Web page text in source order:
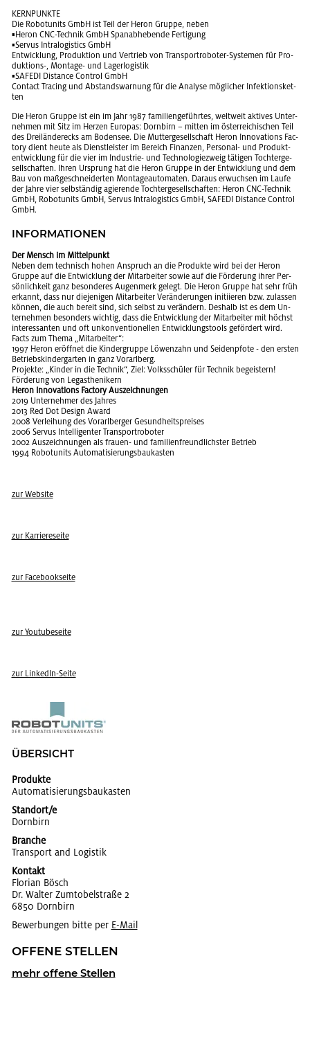
KERN­PUNK­TE
Die Ro­bo­tu­nits GmbH ist Teil der Heron Grup­pe, neben
▪Heron CNC-Tech­nik GmbH Span­ab­he­ben­de Fer­ti­gung
▪Ser­vus In­tra­lo­gi­stics GmbH
Ent­wick­lung, Pro­duk­ti­on und Ver­trieb von Trans­port­ro­bo­ter-Sys­te­men für Pro­
duk­ti­ons-, Mon­ta­ge- und La­ger­lo­gis­tik
▪SAFE­DI Di­s­tan­ce Con­t­rol GmbH
Con­ta­ct Tra­cing und Ab­stands­war­nung für die Ana­ly­se mög­li­cher In­fek­ti­ons­ket­
ten
Die Heron Grup­pe ist ein im Jahr 1987 fa­mi­li­en­ge­führ­tes, welt­weit ak­ti­ves Un­ter­
neh­men mit Sitz im Her­zen Eu­ro­pas: Dorn­birn – mit­ten im ös­ter­rei­chi­schen Teil
des Drei­län­de­r­ecks am Bo­den­see. Die Mut­ter­ge­sell­schaft Heron In­no­va­tions Fac­
to­ry dient heute als Dienst­leis­ter im Be­reich Fi­nan­zen, Per­so­nal- und Pro­dukt­
ent­wick­lung für die vier im In­dus­trie- und Tech­no­lo­gie­zweig tä­ti­gen Toch­ter­ge­
sell­schaf­ten. Ihren Ur­sprung hat die Heron Grup­pe in der Ent­wick­lung und dem
Bau von ma­ß­ge­schnei­der­ten Mon­ta­ge­au­to­ma­ten. Dar­aus er­wuch­sen im Laufe
der Jahre vier selb­stän­dig agie­ren­de Toch­ter­ge­sell­schaf­ten: Heron CNC-Tech­nik
GmbH, Ro­bo­tu­nits GmbH, Ser­vus In­tra­lo­gi­stics GmbH, SAFE­DI Di­s­tan­ce Con­t­rol
GmbH.
IN­FOR­MA­TIO­NEN
Der Mensch im Mit­tel­punkt
Neben dem tech­nisch hohen An­spruch an die Pro­duk­te wird bei der Heron
Grup­pe auf die Ent­wick­lung der Mit­ar­bei­ter sowie auf die För­de­rung ihrer Per­
sön­lich­keit ganz be­son­de­res Au­gen­merk ge­legt. Die Heron Grup­pe hat sehr früh
er­kannt, dass nur die­je­ni­gen Mit­ar­bei­ter Ver­än­de­run­gen in­iti­ie­ren bzw. zu­las­sen
kön­nen, die auch be­reit sind, sich selbst zu ver­än­dern. Des­halb ist es dem Un­
ter­neh­men be­son­ders wich­tig, dass die Ent­wick­lung der Mit­ar­bei­ter mit höchst
in­ter­es­san­ten und oft un­kon­ven­tio­nel­len Ent­wick­lungs­tools ge­för­dert wird.
Facts zum Thema „Mit­ar­bei­ter“:
1997 Heron er­öff­net die Kin­der­grup­pe Lö­wen­zahn und Sei­den­pfo­te - den ers­ten
Be­triebs­kin­der­gar­ten in ganz Vor­arl­berg.
Pro­jek­te: „Kin­der in die Tech­nik“, Ziel: Volks­schü­ler für Tech­nik be­geis­tern!
För­de­rung von Leg­asthe­ni­kern
Heron In­no­va­tions Fac­to­ry Aus­zeich­nun­gen
2019 Un­ter­neh­mer des Jah­res
2013 Red Dot De­sign Award
2008 Ver­lei­hung des Vor­arl­ber­ger Ge­sund­heits­prei­ses
2006 Ser­vus In­tel­li­gen­ter Trans­port­ro­bo­ter
2002 Aus­zeich­nun­gen als frau­en- und fa­mi­li­en­freund­lichs­ter Be­trieb
1994 Ro­bo­tu­nits Au­to­ma­ti­sie­rungs­bau­kas­ten
zur Web­site
zur Kar­rie­re­sei­te
zur Face­book­sei­te
zur You­tube­sei­te
zur Lin­kedIn-Seite
ÜBER­SICHT
Produkte
Au­to­ma­ti­sie­rungs­bau­kas­ten
Standort/e
Dorn­birn
Branche
Trans­port and Lo­gis­tik
Kontakt
Flo­ri­an Bösch
Dr. Wal­ter Zum­to­bel­stra­ße 2
6850 Dorn­birn
Bewerbungen bitte per E-Mail
OF­FE­NE STEL­LEN
mehr of­fe­ne Stel­len